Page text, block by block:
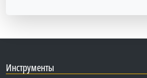
Инструменты